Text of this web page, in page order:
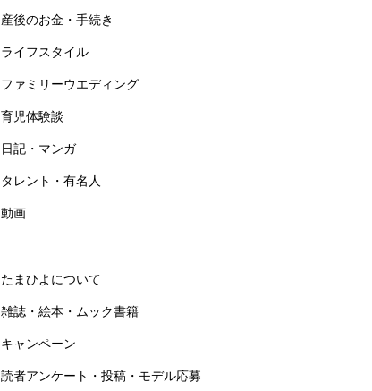
産後のお金・手続き
ライフスタイル
ファミリーウエディング
育児体験談
日記・マンガ
タレント・有名人
動画
たまひよについて
雑誌・絵本・ムック書籍
キャンペーン
読者アンケート・投稿・モデル応募